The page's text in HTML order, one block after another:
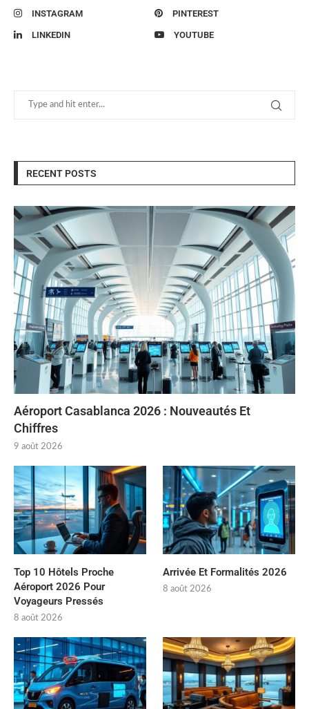
INSTAGRAM PINTEREST
LINKEDIN YOUTUBE
RECENT POSTS
Aéroport Casablanca 2026 : Nouveautés Et
Chiffres
9 août 2026
Top 10 Hôtels Proche
Aéroport 2026 Pour
Voyageurs Pressés
8 août 2026
Arrivée Et Formalités 2026
8 août 2026